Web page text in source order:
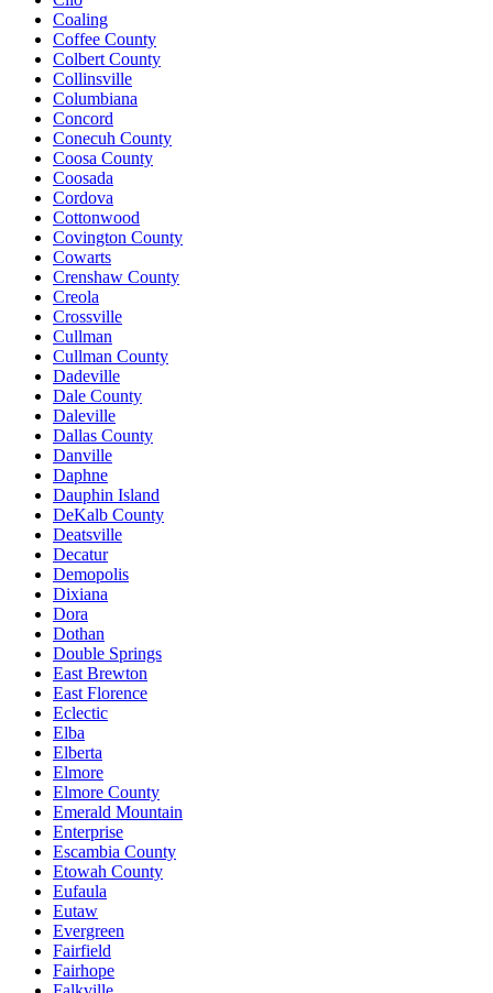
Coaling
Coffee County
Colbert County
Collinsville
Columbiana
Concord
Conecuh County
Coosa County
Coosada
Cordova
Cottonwood
Covington County
Cowarts
Crenshaw County
Creola
Crossville
Cullman
Cullman County
Dadeville
Dale County
Daleville
Dallas County
Danville
Daphne
Dauphin Island
DeKalb County
Deatsville
Decatur
Demopolis
Dixiana
Dora
Dothan
Double Springs
East Brewton
East Florence
Eclectic
Elba
Elberta
Elmore
Elmore County
Emerald Mountain
Enterprise
Escambia County
Etowah County
Eufaula
Eutaw
Evergreen
Fairfield
Fairhope